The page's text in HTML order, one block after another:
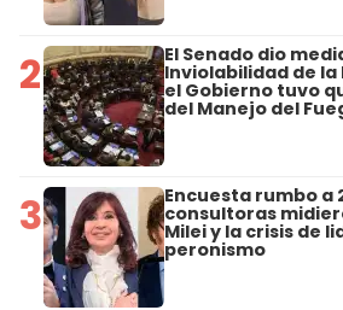
2 El Senado dio
Inviolabilidad de
el Gobierno tuvo
del Manejo del
3 Encuesta rumbo a
consultoras
Milei y la crisis de
peronismo